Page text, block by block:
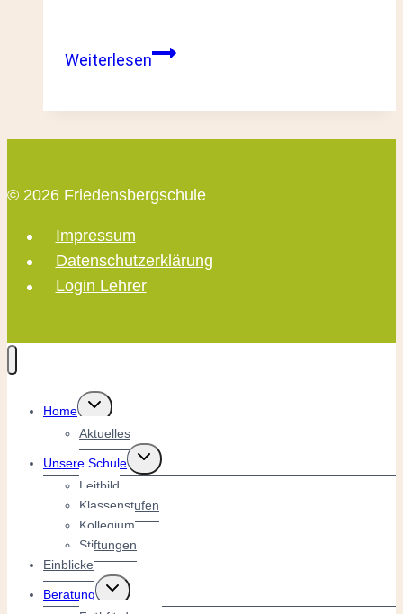
WeiterlesenWinterliche
© 2026 Friedensbergschule
Impressum
Datenschutzerklärung
Login Lehrer
Home Untermenü
umschalten
Aktuelles
Unsere Schule Untermenü
umschalten
Leitbild
Klassenstufen
Kollegium
Stiftungen
Einblicke
Beratung Untermenü
umschalten